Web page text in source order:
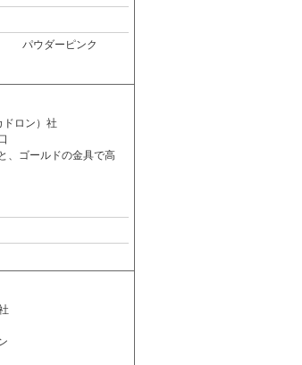
パウダーピンク
ロン）社
、ゴールドの金具で高